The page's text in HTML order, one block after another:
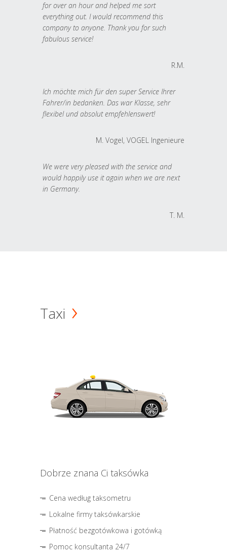
for over an hour and helped me sort
everything out. I would recommend this
company to anyone. Thank you for such
fabulous service!
R.M.
Ich möchte mich für den super Service Ihrer
Fahrer/in bedanken. Das war Klasse, sehr
flexibel und absolut empfehlenswert!
M. Vogel, VOGEL Ingenieure
We were very pleased with the service and
would happily use it again when we are next
in Germany.
T. M.
Taxi
Dobrze znana Ci taksówka
Cena według taksometru
Lokalne firmy taksówkarskie
Płatność bezgotówkowa i gotówką
Pomoc konsultanta 24/7